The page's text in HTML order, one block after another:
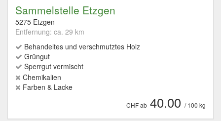
Sammelstelle Etzgen
5275 Etzgen
Entfernung: ca. 29 km
Behandeltes und verschmutztes Holz
Grüngut
Sperrgut vermischt
Chemikalien
Farben & Lacke
CHF ab 40.00 / 100 kg